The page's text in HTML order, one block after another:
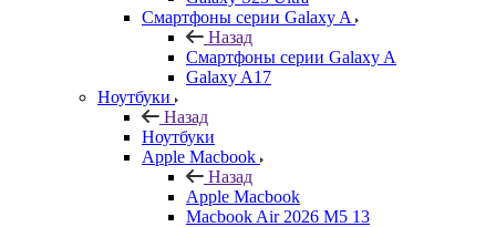
Смартфоны серии Galaxy A
Назад
Смартфоны серии Galaxy A
Galaxy A17
Ноутбуки
Назад
Ноутбуки
Apple Macbook
Назад
Apple Macbook
Macbook Air 2026 M5 13